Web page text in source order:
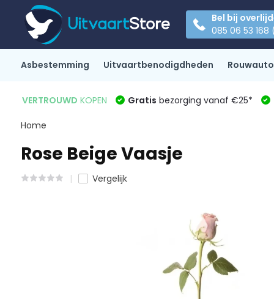
Bel bij
085 06 53
Asbestemming Uitvaartbenodigdheden
VERTROUWD KOPEN Gratis bezorging vanaf €25*
Home
Rose Beige Vaasje
Vergelijk